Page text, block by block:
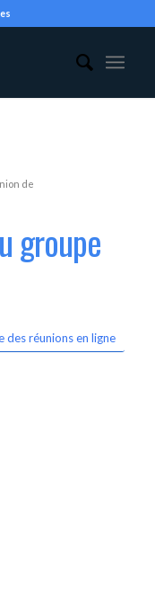
de
groupe
des réunions en ligne